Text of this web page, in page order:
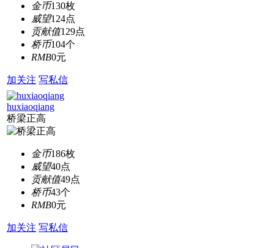
金币130枚
威望124点
贡献值129点
桥币104个
RMB0元
加关注 写私信
huxiaoqiang
桥梁正高
金币186枚
威望40点
贡献值49点
桥币43个
RMB0元
加关注 写私信